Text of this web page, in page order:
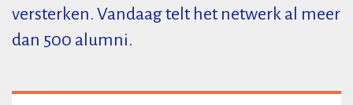
versterken. Vandaag telt het netwerk al meer
dan 500 alumni.